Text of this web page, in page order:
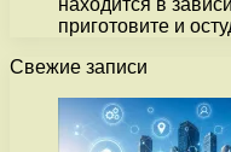
находится в
приготовите и
Свежие записи